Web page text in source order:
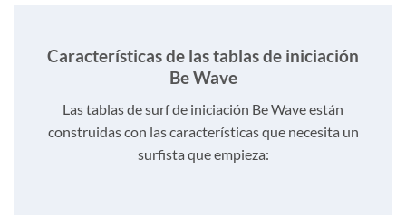
Características de las tablas de iniciación
Be Wave
Las tablas de surf de iniciación Be Wave están
construidas con las características que necesita un
surfista que empieza: